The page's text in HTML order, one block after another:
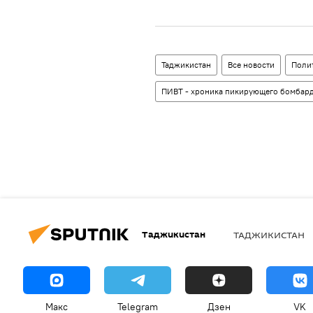
Таджикистан Все новости
ПИВТ - хроника пикирующего
Таджикистан ТАДЖИКИСТАН
Макс Telegram Дзен VK